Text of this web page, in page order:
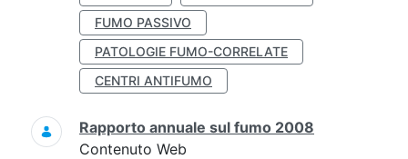
FUMO PASSIVO
PATOLOGIE FUMO-CORRELATE
CENTRI ANTIFUMO
Rapporto annuale sul fumo 2008
Contenuto Web